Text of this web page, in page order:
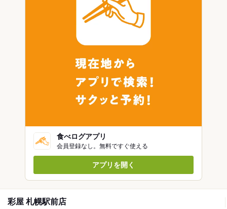
食べログアプリ
会員登録なし。無料ですぐ使える
アプリを開く
彩屋 札幌駅前店